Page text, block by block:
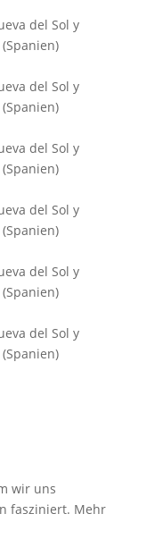
del Sol y
del Sol y
del Sol y
del Sol y
del Sol y
del Sol y
wir uns
fasziniert. Mehr